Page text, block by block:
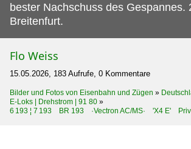
bester Nachschuss des Gespannes.
Breitenfurt.
Flo Weiss
15.05.2026, 183 Aufrufe, 0 Kommentare
Bilder und Fotos von Eisenbahn und Zügen »
E-Loks | Drehstrom | 91 80 »
6 193 ¦ 7 193 BR 193 ·Vectron AC/MS· 'X4 E'